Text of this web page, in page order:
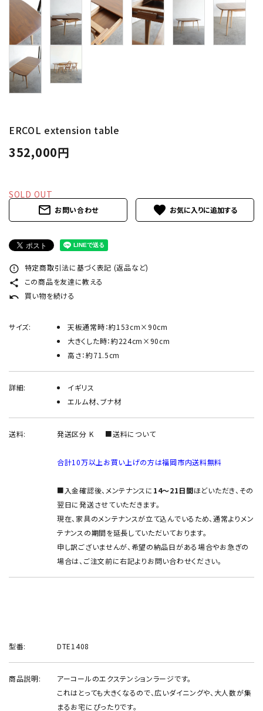
アフターケア
メンテナンスについて
ギャラリー・シーン
納品事例
エキシビジョン・展示会
過去販売
ACCOUNT MENU
meeting_room ログイン person 新規会員登録
ERCOL extension table
352,000円
SOLD OUT
mail_outline お問い合わせ favorite
error_outline 特定商取引法に基づく表記 (返品など)
share この商品を友達に教える
undo 買い物を続ける
サイズ:
天板通常時：約153cm×90cm
大きくした時：約224cm×90cm
高さ：約71.5cm
詳細:
イギリス
エルム材、ブナ材
送料: 発送区分 K ■送料について
合計10万以上お買い上げの方は福岡市内送料無料
■入金確認後、メンテナンスに 14～21日間ほどいただき、その
翌日に発送させていただきます。
現在、家具のメンテナンスが立て込んでいるため、通常よりメン
テナンスの期間を延長していただいております。
申し訳ございませんが、希望の納品日がある場合やお急ぎの
場合は、ご注文前に右記よりお問い合わせください。
型番: DTE1408
商品説明:
アーコールのエクステンションラージです。
これはとっても大きくなるので、広いダイニングや、大人数が集
まるお宅にぴったりです。